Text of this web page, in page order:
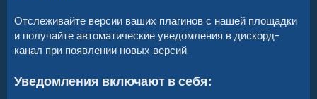
Отслеживайте версии ваших плагинов с нашей площадки
и получайте автоматические уведомления в дискорд-
канал при появлении новых версий.
Уведомления включают в себя: